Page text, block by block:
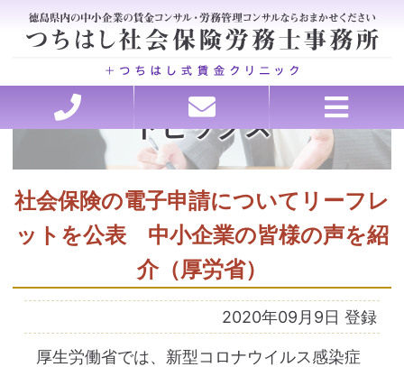
ホーム
労務の処方箋
会社を強くする戦略的アウトソーシング
働き方改革サポート
就業規則・職場のルール作り
人材の採用と育成
トラブルを未然に防ぐ労務管理
助成金申請、コンサルティング
賃金・退職金設計コンサルティング
医療・介護特化型コンサルティング、各種申請
ごあいさつ
理念・行動指針
お客様の声
事務所概要
アクセス
料金
セミナー講師承ります
お問い合わせ
トピックス
社会保険の電子申請についてリーフレ
ットを公表 中小企業の皆様の声を紹
介（厚労省）
2020年09月9日 登録
厚生労働省では、新型コロナウイルス感染症